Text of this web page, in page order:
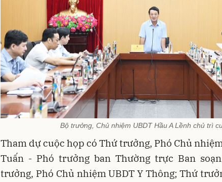
Bộ trưởng, Chủ nhiệm UBDT Hầu A Lềnh chủ trì
Tham dự cuộc họp có Thứ trưởng, Phó Chủ
Tuấn - Phó trưởng ban Thường trực Ban
trưởng, Phó Chủ nhiệm UBDT Y Thông; Thứ